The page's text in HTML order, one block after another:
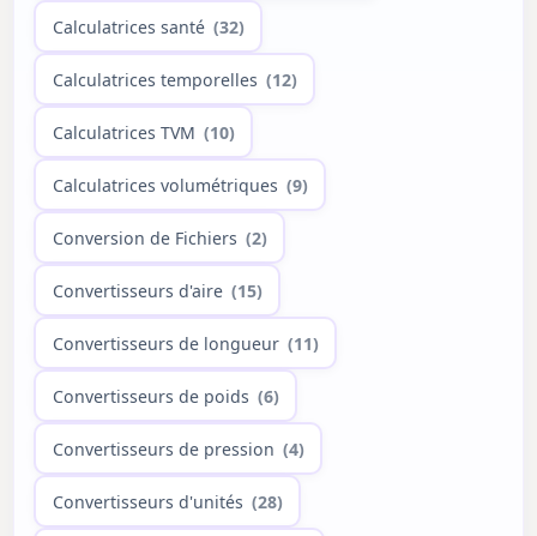
Calculatrices santé (32)
Calculatrices temporelles (12)
Calculatrices TVM (10)
Calculatrices volumétriques (9)
Conversion de Fichiers (2)
Convertisseurs d'aire (15)
Convertisseurs de longueur (11)
Convertisseurs de poids (6)
Convertisseurs de pression (4)
Convertisseurs d'unités (28)